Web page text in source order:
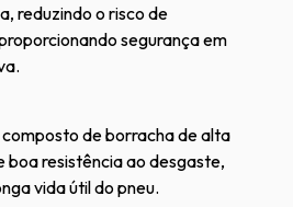
reduzindo o risco de
segurança em
de borracha de alta
boa resistência ao desgaste,
vida útil do pneu.